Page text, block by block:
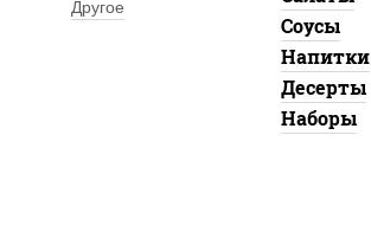
Другое
Соусы
Напитки
Десерты
Наборы